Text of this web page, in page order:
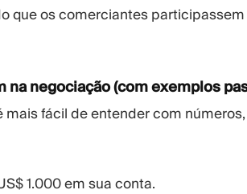
que os comerciantes
na negociação (com exemplos
fácil de entender com
1.000 em sua conta.